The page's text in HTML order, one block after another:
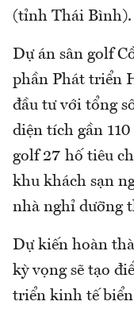
(tỉnh Thái Bình).
Dự án sân golf
phần Phát triển
đầu tư với tổng
diện tích gần
golf 27 hố tiêu
khu khách sạn
nhà nghỉ dưỡng
Dự kiến hoàn
kỳ vọng sẽ tạo
triển kinh tế